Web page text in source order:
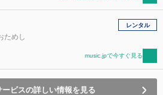
ためし
レンタル
music.jpで今すぐ見る
ービスの詳しい情報を見る